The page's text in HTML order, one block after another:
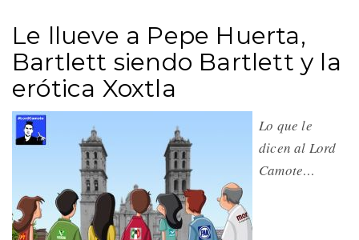
Le llueve a Pepe Huerta,
Bartlett siendo Bartlett y la
erótica Xoxtla
Lo que le
dicen al Lord
Camote…